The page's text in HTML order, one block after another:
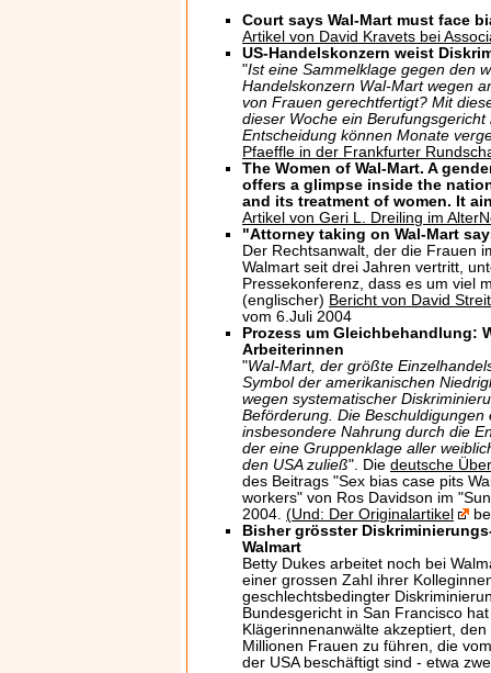
Court says Wal-Mart must face
Artikel von David Kravets bei
US-Handelskonzern weist
"Ist eine Sammelklage gegen den
Handelskonzern Wal-Mart wegen
von Frauen gerechtfertigt? Mit
dieser Woche ein
Entscheidung können Monate
Pfaeffle in der Frankfurter
The Women of Wal-Mart. A
offers a glimpse inside the
and its treatment of women. It
Artikel von Geri L. Dreiling im
"Attorney taking on Wal-Mart
Der Rechtsanwalt, der die Frauen
Walmart seit drei Jahren vertritt,
Pressekonferenz, dass es um viel
(englischer) Bericht von David
vom 6.Juli 2004
Prozess um Gleichbehandlung:
Arbeiterinnen
"Wal-Mart, der größte
Symbol der amerikanischen
wegen systematischer
Beförderung. Die Beschuldigungen
insbesondere Nahrung durch die
der eine Gruppenklage aller
den USA zuließ". Die deutsche
des Beitrags "Sex bias case pits
workers" von Ros Davidson im
2004. (Und: Der Originalartikel
Bisher grösster
Walmart
Betty Dukes arbeitet noch bei
einer grossen Zahl ihrer
geschlechtsbedingter
Bundesgericht in San Francisco
Klägerinnenanwälte akzeptiert,
Millionen Frauen zu führen, die
der USA beschäftigt sind - etwa